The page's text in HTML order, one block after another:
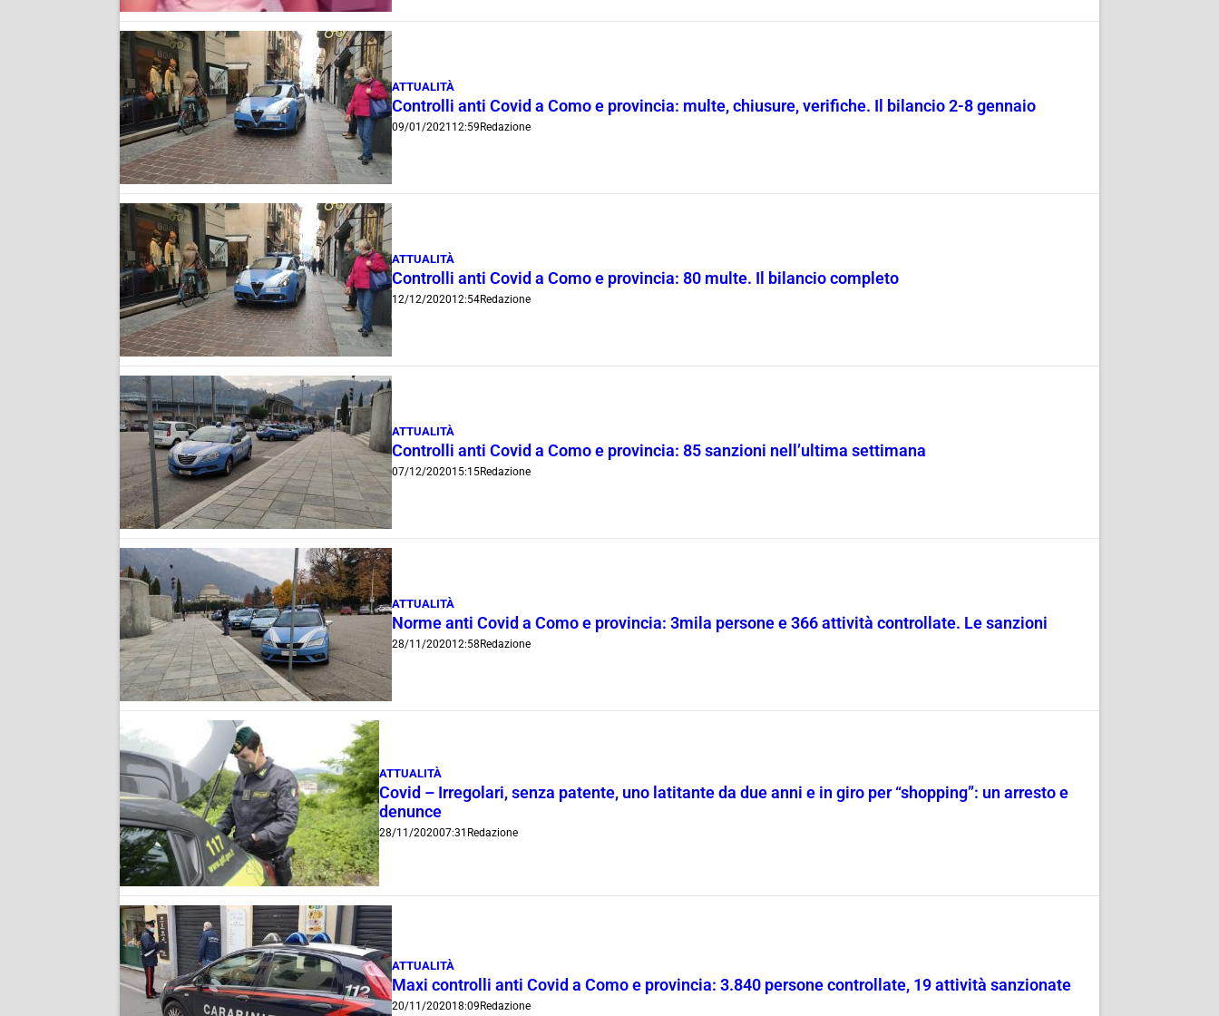
ATTUALITÀ
Controlli anti Covid a Como e provincia: multe, chiusure, verifiche. Il bilancio 2-8 gennaio
09/01/2021 12:59 Redazione
ATTUALITÀ
Controlli anti Covid a Como e provincia: 80 multe. Il bilancio completo
12/12/202012:54Redazione
ATTUALITÀ
Controlli anti Covid a Como e provincia: 85 sanzioni nell’ultima settimana
07/12/202015:15Redazione
ATTUALITÀ
Norme anti Covid a Como e provincia: 3mila persone e 366 attività controllate. Le sanzioni
28/11/202012:58 Redazione
ATTUALITÀ
Covid – Irregolari, senza patente, uno latitante da due anni e in giro per “shopping”: un arresto e
denunce
28/11/202007:31 Redazione
ATTUALITÀ
Maxi controlli anti Covid a Como e provincia: 3.840 persone controllate, 19 attività sanzionate
20/11/202018:09Redazione